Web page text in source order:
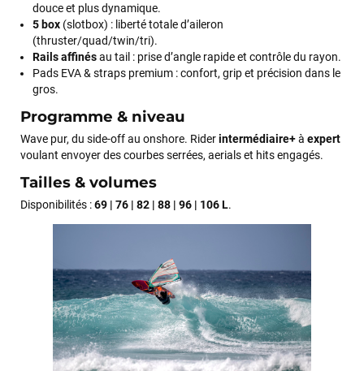
douce et plus dynamique.
5 box (slotbox) : liberté totale d’aileron
(thruster/quad/twin/tri).
Rails affinésau tail : prise d’angle rapide et contrôle du rayon.
Pads EVA & straps premium : confort, grip et précision dans le
gros.
Programme & niveau
Wave pur, du side-off au onshore. Riderintermédiaire+à expert
voulant envoyer des courbes serrées, aerials et hits engagés.
Tailles & volumes
Disponibilités :69 | 76 | 82 | 88 | 96 | 106 L.
François
J’ai commandé un pack via leur site internet. À peine la
commande validée, le magasin m’a appelé pour confirmer
avec moi les caractéristiques des équipements, me conseiller
sur le matériel à choisir, et m’a même offert du matériel en
le lendemain, et j’ai bien reçu tout le matériel dans un colis
propre et soigné. Plus qu’à tester ça sur l’eau ! Je
recommande vivement ce magasin pour son
professionnalisme et sa réactivité.
Sébastien BACHELIER
m'ont trouvé une pépite à laquelle je n'aurais jamais pensé !
Excellent conseil excellent prix et en plus super sympas. Merci
encore pour cette severne dyno !
Maronui RICHMOND
il y a 3 mois
J'ai acheté une voile d'occasion depuis Tahiti. Super service.